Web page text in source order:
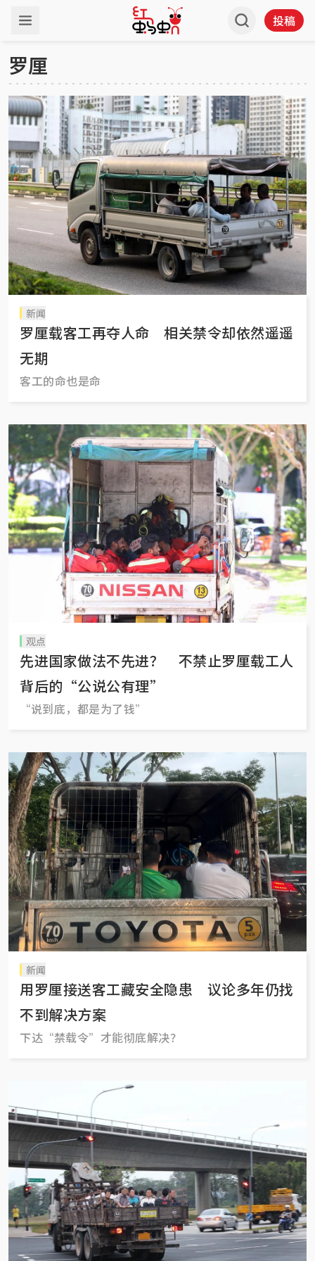
投稿
罗厘
新闻
罗厘载客工再夺人命 相关禁令却依然遥遥
无期
客工的命也是命
观点
先进国家做法不先进？ 不禁止罗厘载工人
背后的“公说公有理”
“说到底，都是为了钱”
新闻
用罗厘接送客工藏安全隐患 议论多年仍找
不到解决方案
下达“禁载令”才能彻底解决？